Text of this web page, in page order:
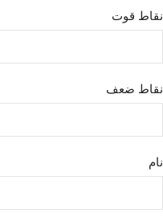
نقاط قوت
نقاط ضعف
نام